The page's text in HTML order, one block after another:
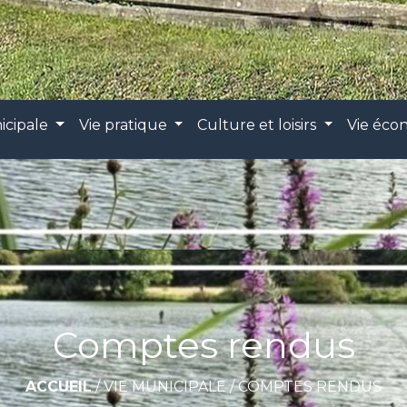
Vie pratique Culture et loisirs Vie
Comptes rendus
ACCUEIL/VIE MUNICIPALE/COMPTES RENDUS